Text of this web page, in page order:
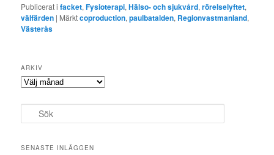
Publicerat i facket,Fysioterapi,Hälso- och sjukvård,rörelselyftet,
välfärden | Märktcoproduction,paulbatalden, Regionvastmanland,
Västerås
ARKIV
Arkiv
ö
SENASTE INLÄGGEN